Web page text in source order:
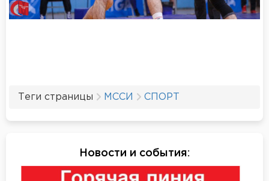
Теги страницы МССИ СПОРТ
Новости и события: